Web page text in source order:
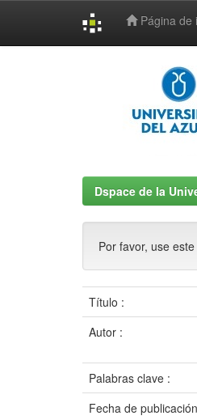
Página de
Dspace de la
Por favor, use
Título :
Autor :
Palabras clave :
Fecha de